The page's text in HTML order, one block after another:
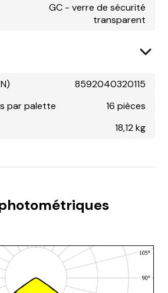
GC - verre de sécurité
transparent
8592040320115
par palette
16 pièces
18,12 kg